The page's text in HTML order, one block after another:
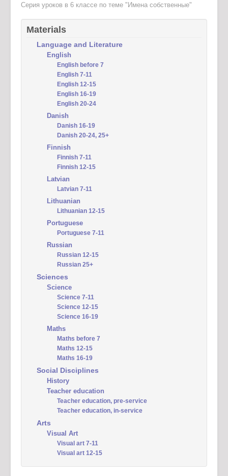
Серия уроков в 6 классе по теме "Имена собственные"
Materials
Language and Literature
English
English before 7
English 7-11
English 12-15
English 16-19
English 20-24
Danish
Danish 16-19
Danish 20-24, 25+
Finnish
Finnish 7-11
Finnish 12-15
Latvian
Latvian 7-11
Lithuanian
Lithuanian 12-15
Portuguese
Portuguese 7-11
Russian
Russian 12-15
Russian 25+
Sciences
Science
Science 7-11
Science 12-15
Science 16-19
Maths
Maths before 7
Maths 12-15
Maths 16-19
Social Disciplines
History
Teacher education
Teacher education, pre-service
Teacher education, in-service
Arts
Visual Art
Visual art 7-11
Visual art 12-15